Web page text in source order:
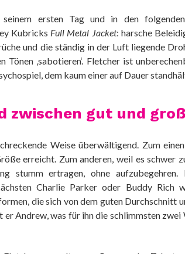
ersten Tag und in den
Kubricks Full Metal Jacket: harsche
und die ständig in der Luft liegende
Tönen ‚sabotieren‘. Fletcher ist
dem kaum einer auf Dauer
zwischen gut und groß
Weise überwältigend. Zum
erreicht. Zum anderen, weil es schwer
stumm ertragen, ohne
Charlie Parker oder Buddy Rich
die sich von dem guten Durchschnitt
er Andrew, was für ihn die schlimmsten